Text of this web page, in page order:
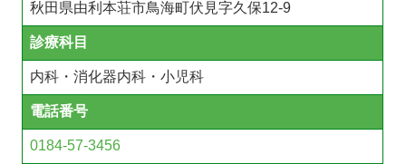
秋田県由利本荘市鳥海町伏見字久保12-9
診療科目
内科・消化器内科・小児科
電話番号
0184-57-3456